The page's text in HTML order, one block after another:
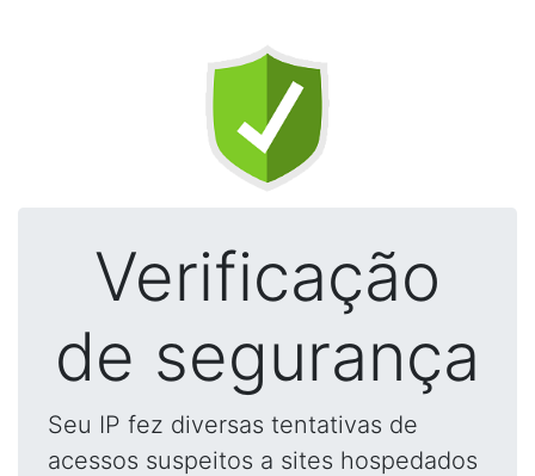
Verificação
de segurança
Seu IP fez diversas tentativas de
acessos suspeitos a sites hospedados